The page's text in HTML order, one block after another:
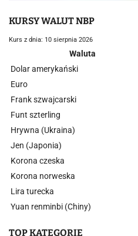
KURSY WALUT NBP
Kurs z dnia: 10 sierpnia 2026
Waluta
Dolar amerykański
Euro
Frank szwajcarski
Funt szterling
Hrywna (Ukraina)
Jen (Japonia)
Korona czeska
Korona norweska
Lira turecka
Yuan renminbi (Chiny)
TOP KATEGORIE